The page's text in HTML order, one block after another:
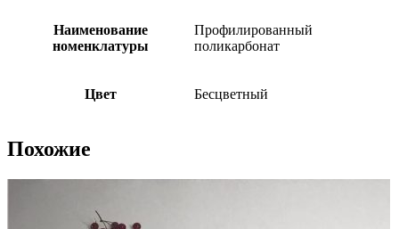
Наименование
номенклатуры
Профилированный
поликарбонат
Цвет Бесцветный
Похожие